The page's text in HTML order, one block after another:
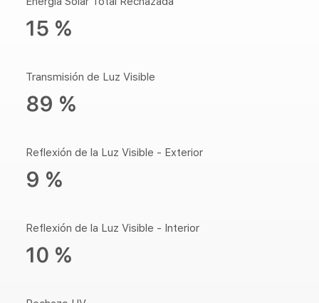
15 %
Transmisión de Luz Visible
89 %
Reflexión de la Luz Visible - Exterior
9 %
Reflexión de la Luz Visible - Interior
10 %